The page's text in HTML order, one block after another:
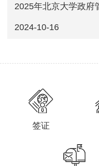
2024-10-16
签证